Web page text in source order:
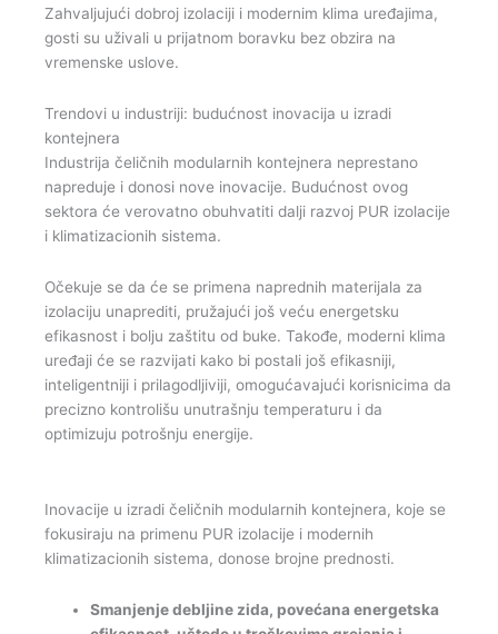
Zahvaljujući dobroj izolaciji i modernim klima uređajima,
gosti su uživali u prijatnom boravku bez obzira na
vremenske uslove.
Trendovi u industriji: budućnost inovacija u izradi
kontejnera
Industrija čeličnih modularnih kontejnera neprestano
napreduje i donosi nove inovacije. Budućnost ovog
sektora će verovatno obuhvatiti dalji razvoj PUR izolacije
i klimatizacionih sistema.
Očekuje se da će se primena naprednih materijala za
izolaciju unaprediti, pružajući još veću energetsku
efikasnost i bolju zaštitu od buke. Takođe, moderni klima
uređaji će se razvijati kako bi postali još efikasniji,
inteligentniji i prilagodljiviji, omogućavajući korisnicima da
precizno kontrolišu unutrašnju temperaturu i da
optimizuju potrošnju energije.
Inovacije u izradi čeličnih modularnih kontejnera, koje se
fokusiraju na primenu PUR izolacije i modernih
klimatizacionih sistema, donose brojne prednosti.
Smanjenje debljine zida, povećana energetska